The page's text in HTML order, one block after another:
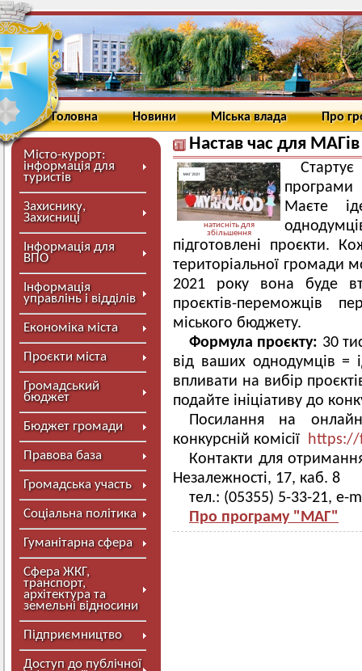
Головна Новини Міська влада Про
Місто-курорт:
інформація для
туристів
Захиснику,
Захисниці
Інформація для
ВПО
Інформація
управлінь і відділів
Економіка міста
Проєкти міста
Громадський
бюджет
Бюджет громади
Правова база
Громадська участь
Соціальна політика
Гуманітарна сфера
Сфера ЖКГ,
транспорт,
архітектура та
земельні відносини
Підприємництво
Доступ до публічної
Настав час для
натисніть для
збільшення
програми
Маєте
підготовлені проєкти.
територіальної громади
2021 року вона буде
проєктів-переможців
міського бюджету.
Формула проєкту: 30
від ваших однодумців =
впливати на вибір
подайте ініціативу до
Посилання на
конкурсній комісії https://
Контакти для
Незалежності, 17, каб. 8
тел.: (05355) 5-33-21, e-
Про програму "МАГ"